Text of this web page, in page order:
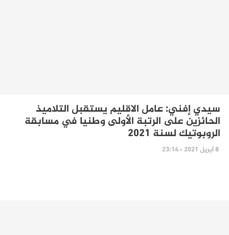
سيدي إفني: عامل الاقليم يستقبل التلاميذ
الحائزين على الرتبة الأولى وطنيا في مسابقة
الروبوتيك لسنة 2021
8 أبريل 2021 - 23:14